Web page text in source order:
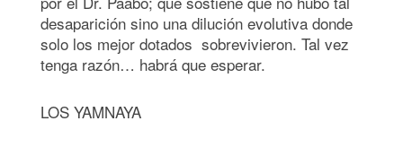
desaparición sino una dilución evolutiva donde
solo los mejor dotados sobrevivieron. Tal vez
tenga razón… habrá que esperar.
LOS YAMNAYA